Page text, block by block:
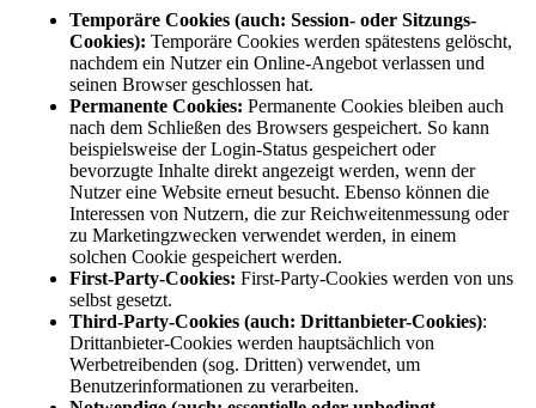
Temporäre Cookies (auch: Session- oder Sitzungs-
Cookies): Temporäre Cookies werden spätestens gelöscht,
nachdem ein Nutzer ein Online-Angebot verlassen und
seinen Browser geschlossen hat.
Permanente Cookies: Permanente Cookies bleiben auch
nach dem Schließen des Browsers gespeichert. So kann
beispielsweise der Login-Status gespeichert oder
bevorzugte Inhalte direkt angezeigt werden, wenn der
Nutzer eine Website erneut besucht. Ebenso können die
Interessen von Nutzern, die zur Reichweitenmessung oder
zu Marketingzwecken verwendet werden, in einem
solchen Cookie gespeichert werden.
First-Party-Cookies: First-Party-Cookies werden von uns
selbst gesetzt.
Third-Party-Cookies (auch: Drittanbieter-Cookies):
Drittanbieter-Cookies werden hauptsächlich von
Werbetreibenden (sog. Dritten) verwendet, um
Benutzerinformationen zu verarbeiten.